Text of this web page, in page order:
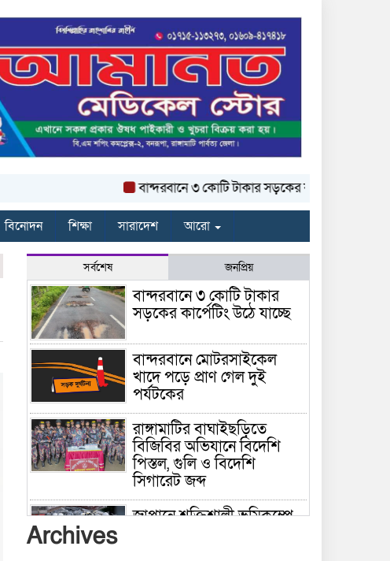
বান্দরবানে ৩ কোটি টাকার সড়কের কার্পেটিং উঠে যাচ্ছে
বিনোদন শিক্ষা সারাদেশ আরো
সর্বশেষ জনপ্রিয়
বান্দরবানে ৩ কোটি টাকার
সড়কের কার্পেটিং উঠে যাচ্ছে
বান্দরবানে মোটরসাইকেল
খাদে পড়ে প্রাণ গেল দুই
পর্যটকের
রাঙ্গামাটির বাঘাইছড়িতে
বিজিবির অভিযানে বিদেশি
পিস্তল, গুলি ও বিদেশি
সিগারেট জব্দ
জাপানে শক্তিশালী ভূমিকম্পে
Archives